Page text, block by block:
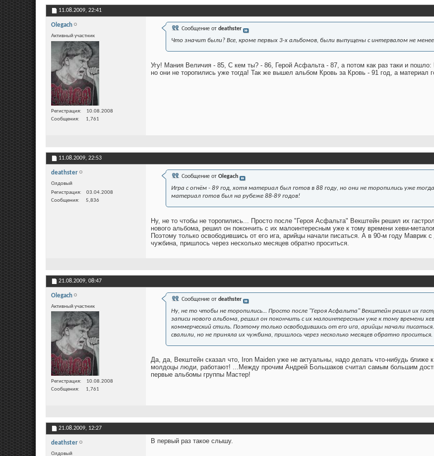
11.08.2009, 22:41
Olegach
Активный участник
Регистрация
10.08.2008
Сообщения
1,761
Сообщение от deathster
Что значит были? Все, кроме первых 3-х альбомов, были выпущены с интервалом не
Угу! Мания Величия - 85, С кем ты? - 86, Герой Асфальта - 87, а потом как раз таки и пошло:
но они не торопились уже тогда! Так же вышел альбом Кровь за Кровь - 91 год, а материал
11.08.2009, 22:53
deathster
Олдовый
Регистрация
03.04.2008
Сообщения
5,836
Сообщение от Olegach
Игра с огнём - 89 год, хотя материал был готов в 88 году, но они не торопились уже
материал готов был на рубеже 88-89 годов!
Ну, не то чтобы не торопились... Просто после "Героя Асфальта" Векштейн решил их
нового альбома, решил он покончить с их малоинтересным уже к тому времени хеви-
Поэтому только освободившись от его ига, арийцы начали писаться. А в 90-м году
чужбина, пришлось через несколько месяцев обратно проситься.
21.08.2009, 08:47
Olegach
Активный участник
Регистрация
10.08.2008
Сообщения
1,761
Сообщение от deathster
Ну, не то чтобы не торопились... Просто после "Героя Асфальта" Векштейн решил их
записи нового альбома, решил он покончить с их малоинтересным уже к тому времени
коммерческий стиль. Поэтому только освободившись от его ига, арийцы начали
свалили, но не приняла их чужбина, пришлось через несколько месяцев обратно проситься.
Да, да, Векштейн сказал что, Iron Maiden уже не актуальны, надо делать что-нибудь
молдоцы люди, работают! ...Между прочим Андрей Большаков считал самым большим
первые альбомы группы Мастер!
21.08.2009, 12:27
deathster
Олдовый
В первый раз такое слышу.